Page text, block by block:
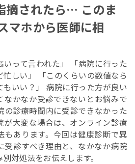
摘されたら… このま
マホから医師に相
いって言われた」 「病院に行った
しい」 「このくらいの数値なら
いい？」 病院に行った方が良い
なかなか受診できないとお悩みで
の診療時間内に受診できなかった
が大変な場合は、オンライン診療
もあります。今回は健康診断で異
受診すべき理由と、なかなか病院
対処法をお伝えします。